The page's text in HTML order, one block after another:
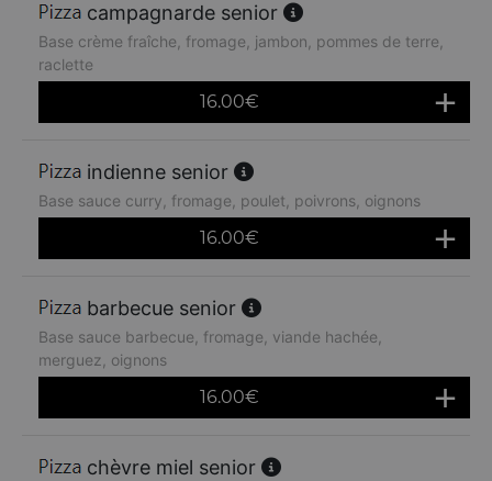
campagnarde senior
Base crème fraîche, fromage, jambon, pommes de terre,
raclette
16.00€
indienne senior
Base sauce curry, fromage, poulet, poivrons, oignons
16.00€
barbecue senior
Base sauce barbecue, fromage, viande hachée,
merguez, oignons
16.00€
chèvre miel senior